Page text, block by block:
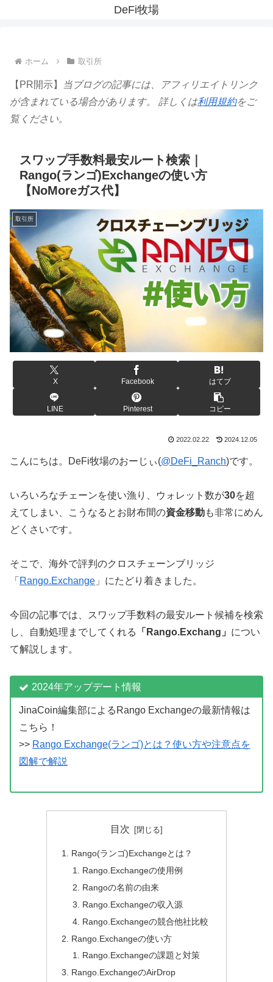
DeFi牧場
ホーム 取引所
【PR開示】
当ブログの記事には、アフィリエイトリンク
が含まれている場合があります。 詳しくは利用規約をご
覧ください。
スワップ手数料最安ルート検索｜
Rango(ランゴ)Exchangeの使い方
【NoMoreガス代】
取引所
X Facebook はてブ
LINE Pinterest コピー
2022.02.22 2024.12.05
こんにちは。DeFi牧場のおーじぃ(@DeFi_Ranch)です。
いろいろなチェーンを使い漁り、ウォレット数が30を超
えてしまい、こうなるとお財布間の資金移動も非常にめん
どくさいです。
そこで、海外で評判のクロスチェーンブリッジ
「 Rango.Exchange 」にたどり着きました。
今回の記事では、スワップ手数料の最安ルート候補を検索
し、自動処理までしてくれる
「Rango.Exchang」 につい
て解説します。
2024年アップデート情報
JinaCoin編集部によるRango Exchangeの最新情報は
こちら！
>> Rango Exchange(ランゴ)とは？使い方や注意点を
図解で解説
目次
Rango(ランゴ)Exchangeとは？
Rango.Exchangeの使用例
Rangoの名前の由来
Rango.Exchangeの収入源
Rango.Exchangeの競合他社比較
Rango.Exchangeの使い方
Rango.Exchangeの課題と対策
Rango.ExchangeのAirDrop